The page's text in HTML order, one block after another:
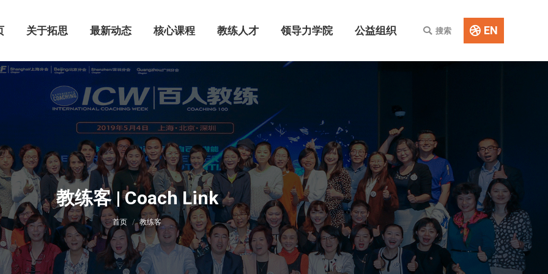
关于拓思 最新动态 核心课程 教练人才 领导力学院 公益组织 Search:
搜索 EN
教练客 | Coach Link
您在这里：
首页 教练客
关于拓思 最新动态 核心课程 教练人才 领导力学院 公益组织 Search:
搜索 EN